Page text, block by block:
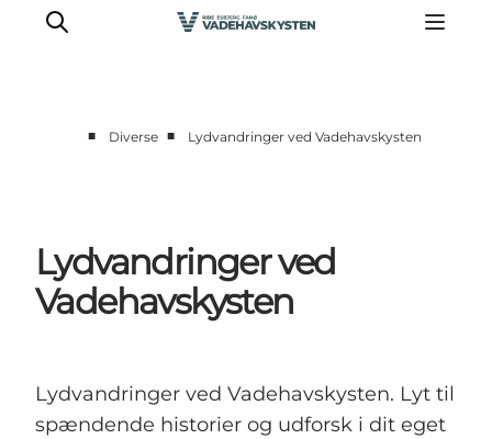
Oplev Fanø
Oplev Mandø
Oplev Vadehavet
■ Diverse ■ Lydvandringer ved Vadehavskysten
Lydvandringer ved
Vadehavskysten
Lydvandringer ved Vadehavskysten. Lyt til
spændende historier og udforsk i dit eget